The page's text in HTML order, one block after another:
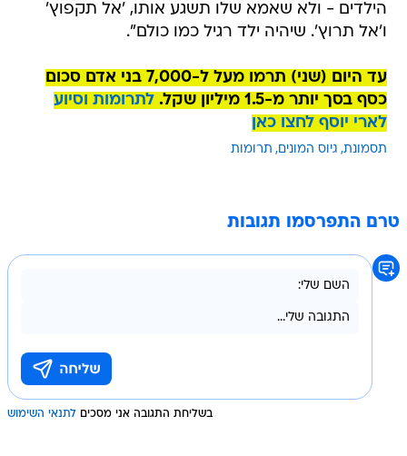
הילדים - ולא שאמא שלו תשגע אותו, 'אל תקפוץ'
ו'אל תרוץ'. שיהיה ילד רגיל כמו כולם".
עד היום (שני) תרמו מעל ל-7,000 בני אדם סכום
כסף בסך יותר מ-1.5 מיליון שקל.
לתרומות וסיוע
לארי יוסף לחצו כאן
תסמונת גיוס המונים תרומות
טרם התפרסמו תגובות
בשליחת התגובה אני מסכים לתנאי השימוש